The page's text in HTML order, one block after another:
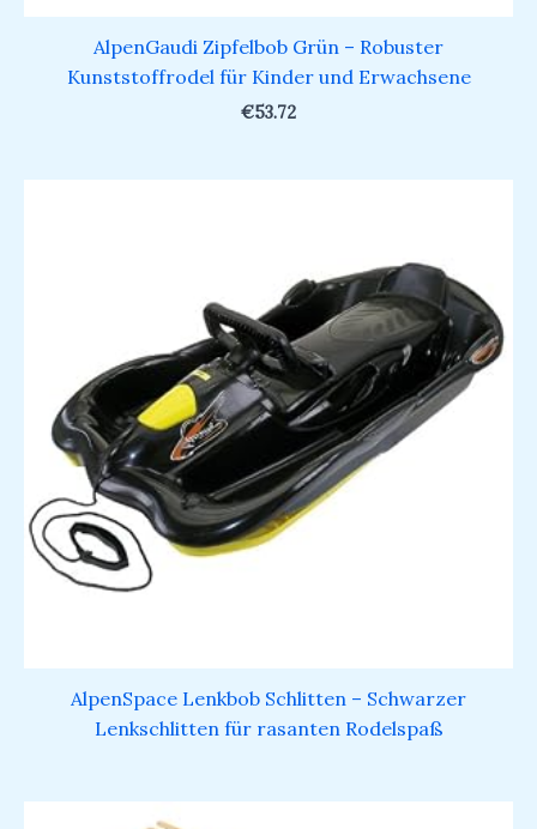
AlpenGaudi Zipfelbob Grün – Robuster
Kunststoffrodel für Kinder und Erwachsene
€53.72
AlpenSpace Lenkbob Schlitten – Schwarzer
Lenkschlitten für rasanten Rodelspaß